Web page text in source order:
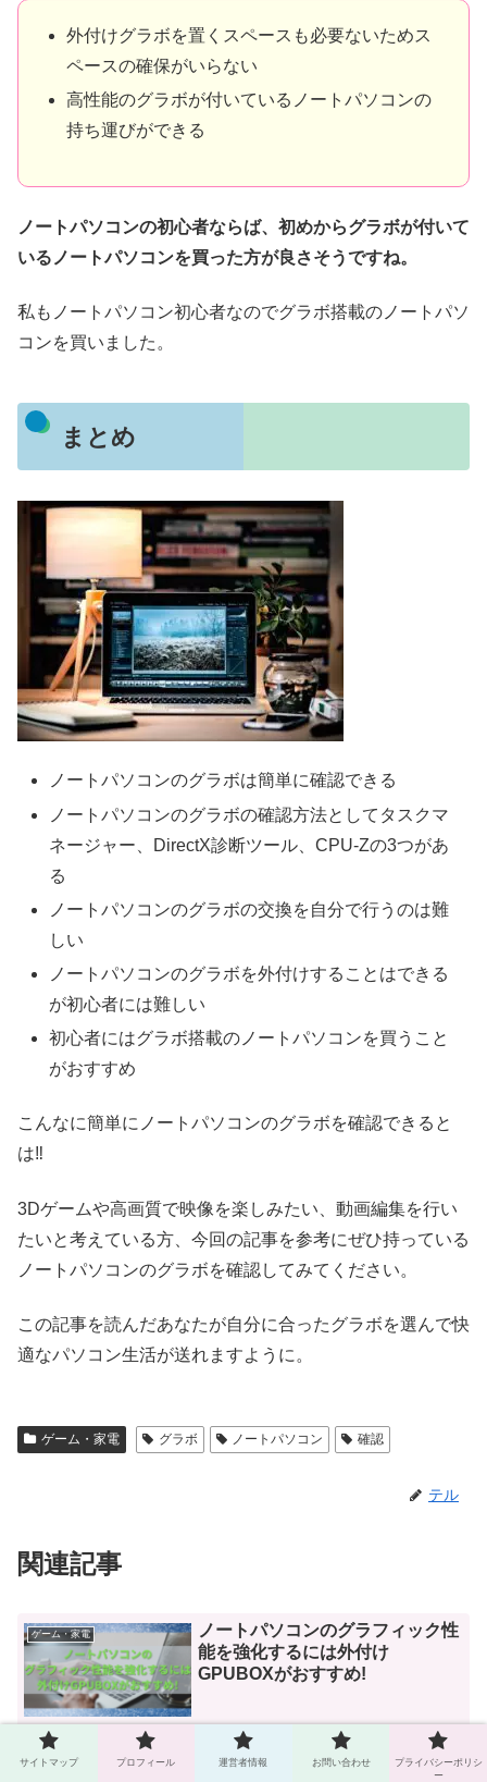
外付けグラボを置くスペースも必要ないためス
ペースの確保がいらない
高性能のグラボが付いているノートパソコンの
持ち運びができる
ノートパソコンの初心者ならば、初めからグラボが付いて
いるノートパソコンを買った方が良さそうですね。
私もノートパソコン初心者なのでグラボ搭載のノートパソ
コンを買いました。
まとめ
ノートパソコンのグラボは簡単に確認できる
ノートパソコンのグラボの確認方法としてタスクマ
ネージャー、DirectX診断ツール、CPU-Zの3つがあ
る
ノートパソコンのグラボの交換を自分で行うのは難
しい
ノートパソコンのグラボを外付けすることはできる
が初心者には難しい
初心者にはグラボ搭載のノートパソコンを買うこと
がおすすめ
こんなに簡単にノートパソコンのグラボを確認できると
は‼
3Dゲームや高画質で映像を楽しみたい、動画編集を行い
たいと考えている方、今回の記事を参考にぜひ持っている
ノートパソコンのグラボを確認してみてください。
この記事を読んだあなたが自分に合ったグラボを選んで快
適なパソコン生活が送れますように。
ゲーム・家電 グラボ ノートパソコン 確認
テル
関連記事
ゲーム・家電
ノートパソコンのグラフィック性
能を強化するには外付け
GPUBOXがおすすめ!
グラフィック強化って聞いたことあるけどノートパソコンでもできる
のかな? グラフィックボードはパソコン本体の内部に設置します。し
かしノートパソコンにはできません。 そのため、外付けのグラフィ
サイトマップ プロフィール 運営者情報 お問い合わせ
プライバシーポリシ
ー